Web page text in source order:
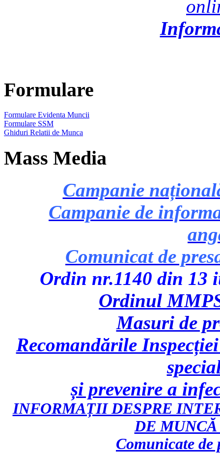
Formulare
Formulare Evidenta Muncii
Formulare SSM
Ghiduri Relatii de Munca
Mass Media
Campanie
Campanie de
Comunicat de
Ordin nr.1140 din 13
Ordinul
Masuri de
Recomandările
și prevenire a
INFORMAȚII DESPRE
DE
Comunicate